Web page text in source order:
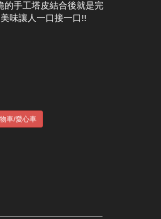
的手工塔皮結合後就是完
味讓人一口接一口!!
車/愛心車